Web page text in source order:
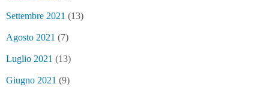
Settembre 2021 (13)
Agosto 2021 (7)
Luglio 2021 (13)
Giugno 2021 (9)